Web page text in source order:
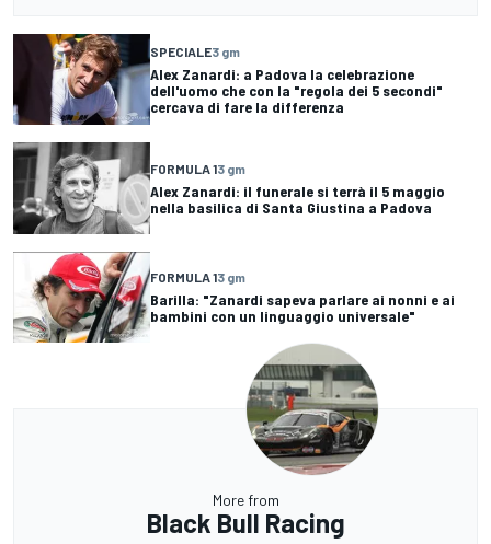
SPECIALE3 gm
Alex Zanardi: a Padova la celebrazione
dell'uomo che con la "regola dei 5 secondi"
cercava di fare la differenza
FORMULA 13 gm
Alex Zanardi: il funerale si terrà il 5 maggio
nella basilica di Santa Giustina a Padova
FORMULA 13 gm
Barilla: "Zanardi sapeva parlare ai nonni e ai
bambini con un linguaggio universale"
More from
Black Bull Racing